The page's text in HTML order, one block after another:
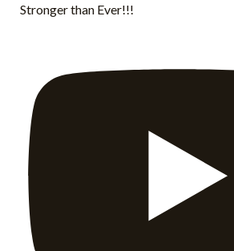
Stronger than Ever!!!